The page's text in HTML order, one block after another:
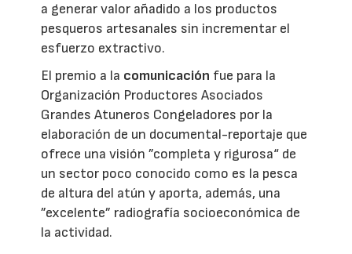
a generar valor añadido a los productos
pesqueros artesanales sin incrementar el
esfuerzo extractivo.
El premio a la comunicación fue para la
Organización Productores Asociados
Grandes Atuneros Congeladores por la
elaboración de un documental-reportaje que
ofrece una visión ”completa y rigurosa“ de
un sector poco conocido como es la pesca
de altura del atún y aporta, además, una
”excelente” radiografía socioeconómica de
la actividad.